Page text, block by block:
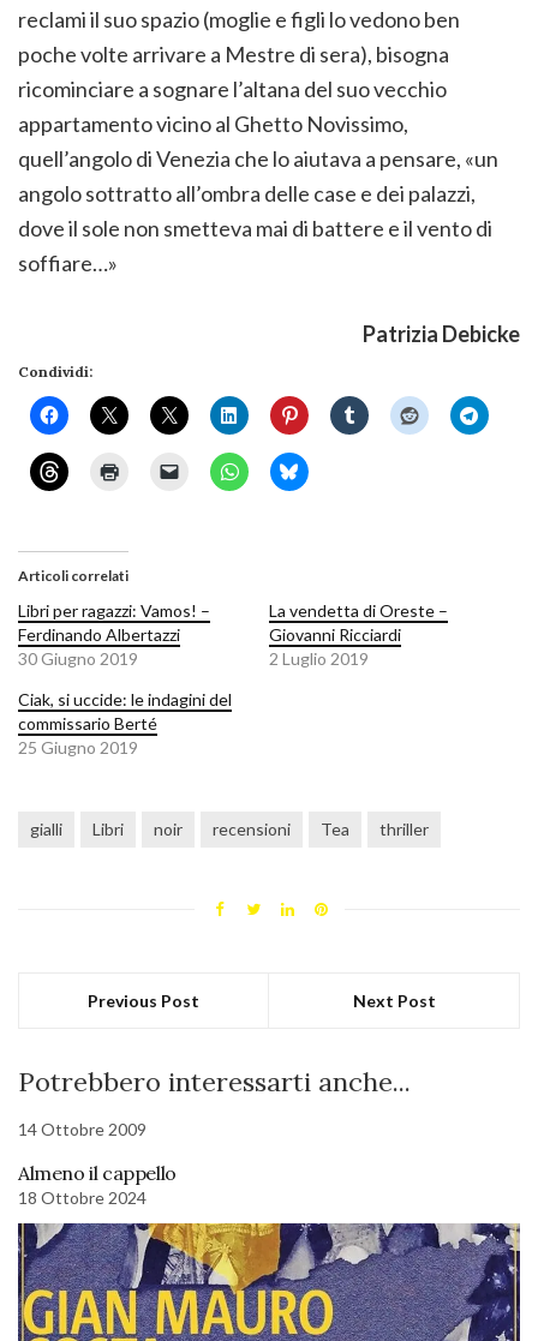
reclami il suo spazio (moglie e figli lo vedono ben
poche volte arrivare a Mestre di sera), bisogna
ricominciare a sognare l’altana del suo vecchio
appartamento vicino al Ghetto Novissimo,
quell’angolo di Venezia che lo aiutava a pensare, «un
angolo sottratto all’ombra delle case e dei palazzi,
dove il sole non smetteva mai di battere e il vento di
soffiare…»
Patrizia Debicke
Condividi:
Articoli correlati
Libri per ragazzi: Vamos! –
Ferdinando Albertazzi
30 Giugno 2019
La vendetta di Oreste –
Giovanni Ricciardi
2 Luglio 2019
Ciak, si uccide: le indagini del
commissario Berté
25 Giugno 2019
gialli Libri noir recensioni Tea thriller
Previous Post Next Post
Potrebbero interessarti anche...
14 Ottobre 2009
Almeno il cappello
18 Ottobre 2024